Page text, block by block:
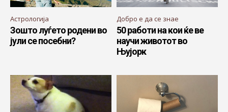
Астрологија
Зошто луѓето родени во
јули се посебни?
Добро е да се знае
50 работи на кои ќе ве
научи животот во
Њујорк